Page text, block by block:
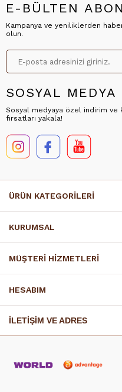
E-BÜLTEN
Kampanya ve yeniliklerden
olun.
SOSYAL MEDYA
Sosyal medyaya özel indirim
fırsatları yakala!
ÜRÜN KATEGORİLERİ
KURUMSAL
MÜŞTERİ HİZMETLERİ
HESABIM
İLETİŞİM VE ADRES